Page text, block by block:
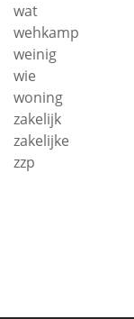
wat
wehkamp
weinig
wie
woning
zakelijk
zakelijke
zzp